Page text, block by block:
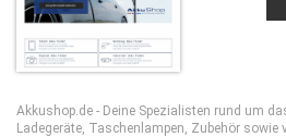
Akkushop.de - Deine Spezialisten rund um
Ladegeräte, Taschenlampen, Zubehör sowie